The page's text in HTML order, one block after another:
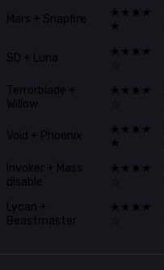
Mars + Snapfire
★★★★
★
SD + Luna
★★★★
Terrorblade +
Willow
★★★★
Void + Phoenix
★★★★
★
Invoker + Mass
disable
★★★★
Lycan +
Beastmaster
★★★★